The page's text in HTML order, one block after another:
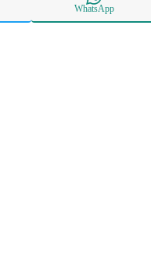
WhatsApp